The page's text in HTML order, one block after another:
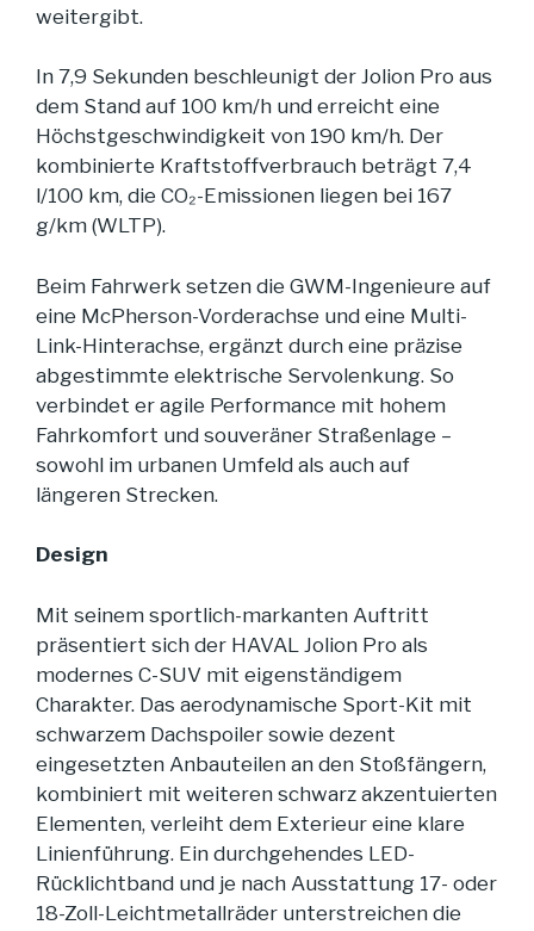
weitergibt.
In 7,9 Sekunden beschleunigt der Jolion Pro aus
dem Stand auf 100 km/h und erreicht eine
Höchstgeschwindigkeit von 190 km/h. Der
kombinierte Kraftstoffverbrauch beträgt 7,4
l/100 km, die CO₂-Emissionen liegen bei 167
g/km (WLTP).
Beim Fahrwerk setzen die GWM-Ingenieure auf
eine McPherson-Vorderachse und eine Multi-
Link-Hinterachse, ergänzt durch eine präzise
abgestimmte elektrische Servolenkung. So
verbindet er agile Performance mit hohem
Fahrkomfort und souveräner Straßenlage –
sowohl im urbanen Umfeld als auch auf
längeren Strecken.
Design
Mit seinem sportlich-markanten Auftritt
präsentiert sich der HAVAL Jolion Pro als
modernes C-SUV mit eigenständigem
Charakter. Das aerodynamische Sport-Kit mit
schwarzem Dachspoiler sowie dezent
eingesetzten Anbauteilen an den Stoßfängern,
kombiniert mit weiteren schwarz akzentuierten
Elementen, verleiht dem Exterieur eine klare
Linienführung. Ein durchgehendes LED-
Rücklichtband und je nach Ausstattung 17- oder
18-Zoll-Leichtmetallräder unterstreichen die